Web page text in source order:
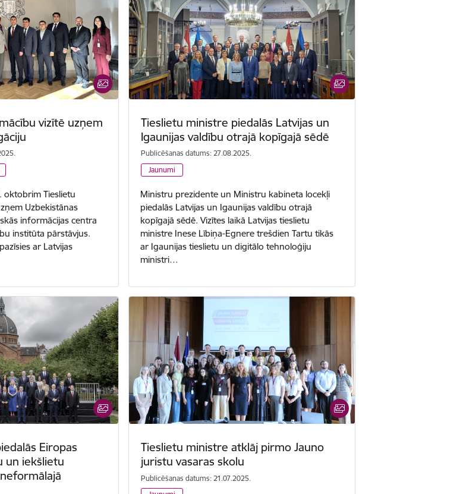
vizītē uzņem
oktobrim Tieslietu
Uzbekistānas
informācijas centra
institūta pārstāvjus.
ar Latvijas
Tieslietu ministre piedalās Latvijas un
Igaunijas valdību otrajā kopīgajā sēdē
Publicēšanas datums: 27.08.2025.
Jaunumi
Ministru prezidente un Ministru kabineta locekļi
piedalās Latvijas un Igaunijas valdību otrajā
kopīgajā sēdē. Vizītes laikā Latvijas tieslietu
ministre Inese Lībiņa-Egnere trešdien Tartu tikās
ar Igaunijas tieslietu un digitālo tehnoloģiju
ministri…
Eiropas
un iekšlietu
Tieslietu ministre atklāj pirmo Jauno
juristu vasaras skolu
Publicēšanas datums: 21.07.2025.